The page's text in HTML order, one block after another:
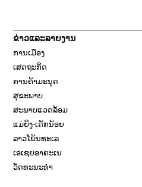
ຂ່າວແລະລາຍງານ
ການເມືອງ
ເສດຖະກິດ
ການຄ້າມະນຸດ
ສຸຂະພາບ
ສະພາບແວດລ້ອມ
ແມ່ຍິງ-ເດັກນ້ອຍ
ລາວໂພ້ນທະເລ
ເອເຊຍອາຄະເນ
ວັດທະນະທຳ